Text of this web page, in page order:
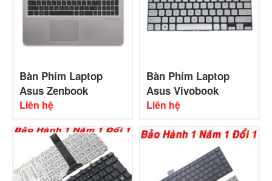
Bàn Phím Laptop
Asus Zenbook
Liên hệ
Bàn Phím Laptop
Asus Vivobook
Liên hệ